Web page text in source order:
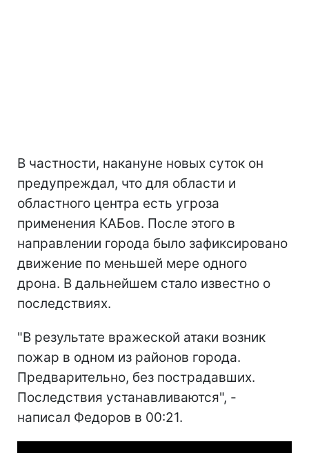
В частности, накануне новых суток он
предупреждал, что для области и
областного центра есть угроза
применения КАБов. После этого в
направлении города было зафиксировано
движение по меньшей мере одного
дрона. В дальнейшем стало известно о
последствиях.
"В результате вражеской атаки возник
пожар в одном из районов города.
Предварительно, без пострадавших.
Последствия устанавливаются", -
написал Федоров в 00:21.